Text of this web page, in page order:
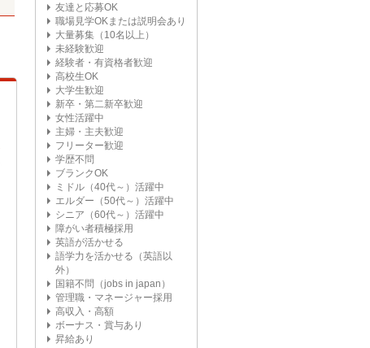
友達と応募OK
職場見学OKまたは説明会あり
大量募集（10名以上）
未経験歓迎
経験者・有資格者歓迎
高校生OK
大学生歓迎
新卒・第二新卒歓迎
女性活躍中
主婦・主夫歓迎
フリーター歓迎
学歴不問
ブランクOK
ミドル（40代～）活躍中
エルダー（50代～）活躍中
シニア（60代～）活躍中
障がい者積極採用
英語が活かせる
語学力を活かせる（英語以
外）
国籍不問（jobs in japan）
管理職・マネージャー採用
高収入・高額
ボーナス・賞与あり
昇給あり